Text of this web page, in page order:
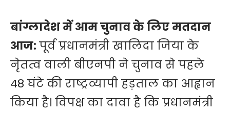
बांग्लादेश में आम चुनाव के लिए मतदान
आज:पूर्व प्रधानमंत्री खालिदा जिया के
नेृतत्व वाली बीएनपी ने चुनाव से पहले
48 घंटे की राष्ट्रव्यापी हड़ताल का आह्वान
किया है। विपक्ष का दावा है कि प्रधानमंत्री